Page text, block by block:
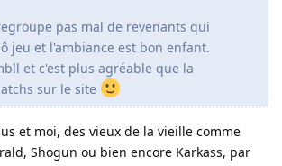
pas mal de revenants qui
jeu et l'ambiance est bon enfant.
et c'est plus agréable que la
sur le site
et moi, des vieux de la vieille comme
Shogun ou bien encore Karkass, par